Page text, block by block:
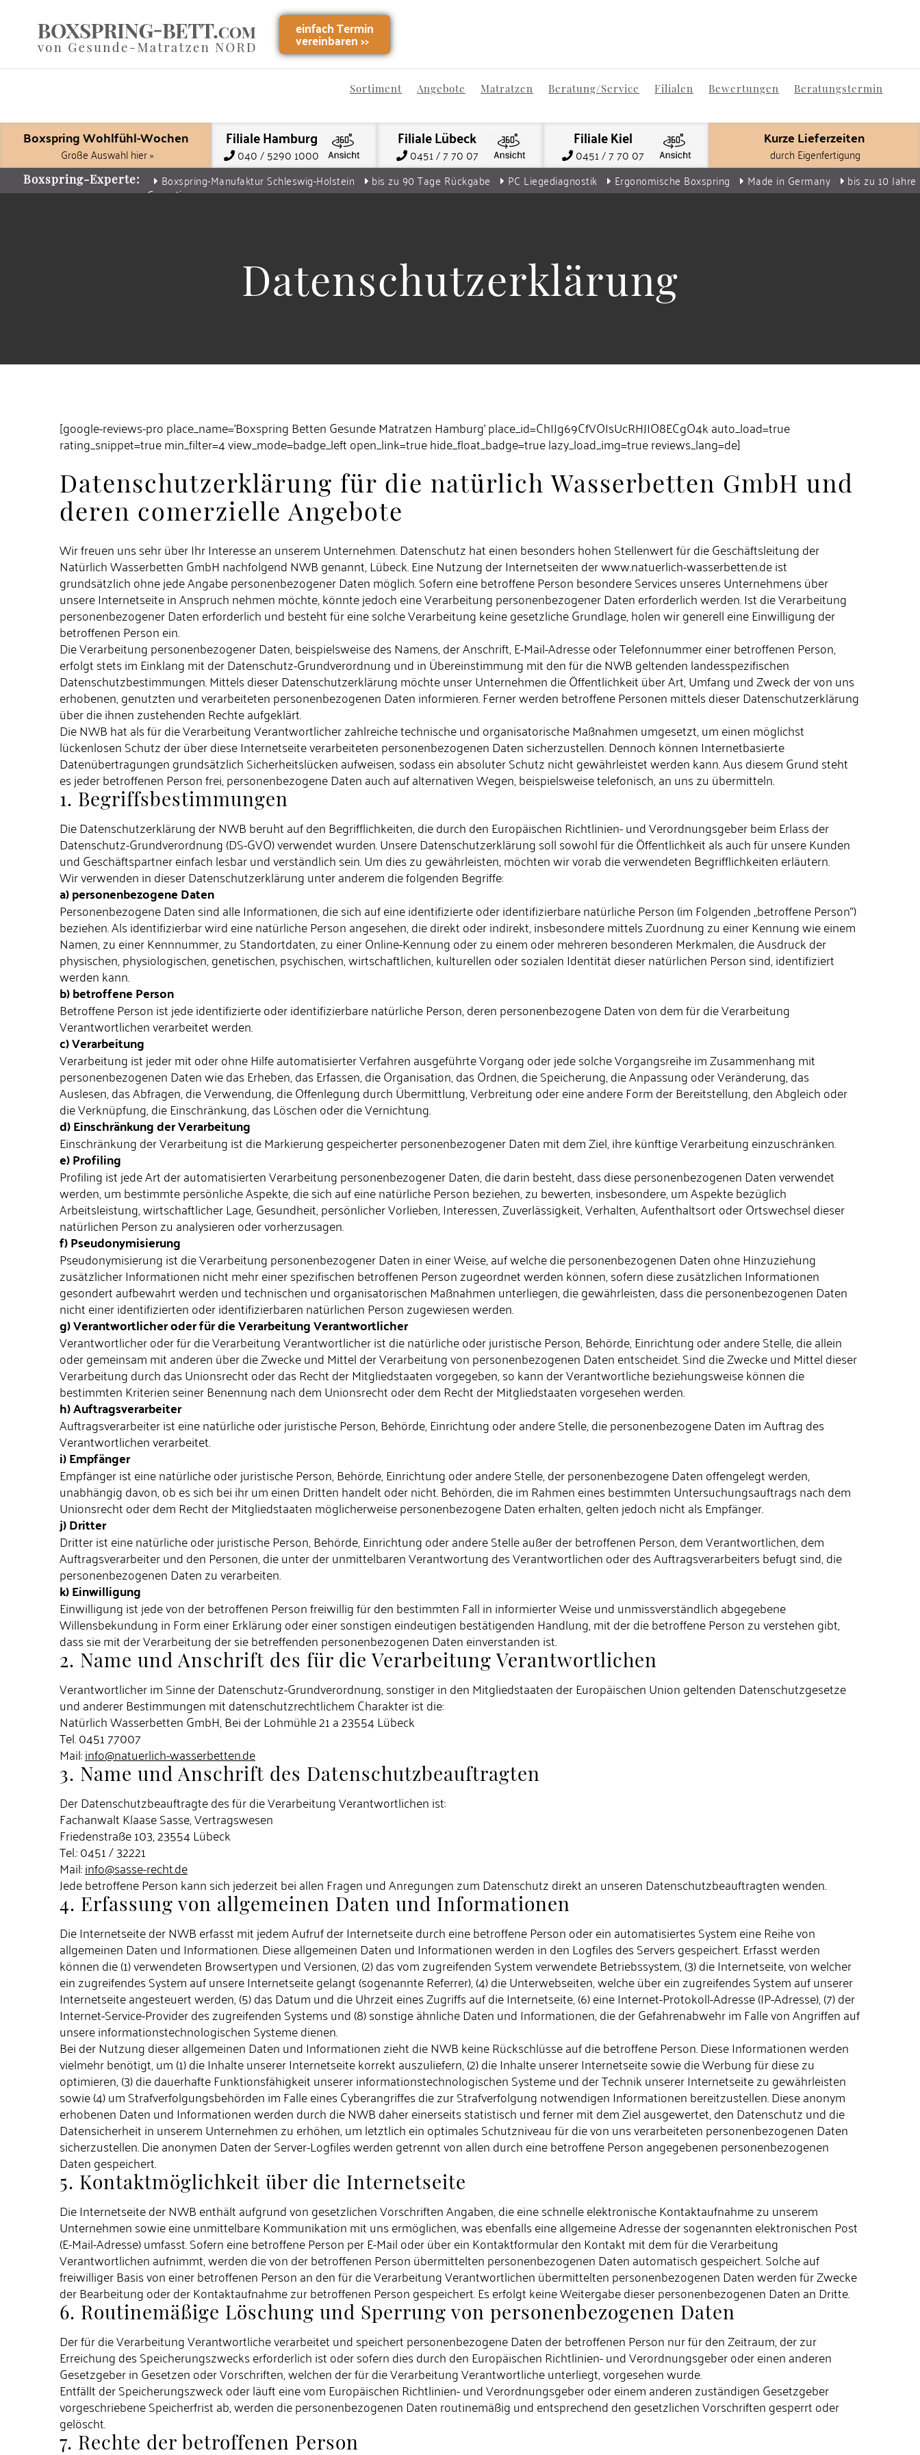
einfach Termin
vereinbaren>>
Sortiment Angebote Matratzen Beratung/Service Filialen Bewertungen Beratungstermin
Boxspring Wohlfühl-Wochen
Große Auswahl hier »
Filiale Hamburg
040 / 5290 1000
Filiale Lübeck
0451 / 7 70 07
Filiale Kiel
0451 / 7 70 07
Kurze Lieferzeiten
durch Eigenfertigung
Boxspring-Experte: Boxspring-Manufaktur Schleswig-Holstein bis zu 90 Tage Rückgabe PC Liegediagnostik Ergonomische Boxspring Made in Germany bis zu 10 Jahre
Garantie
Datenschutzerklärung
[google-reviews-pro place_name='Boxspring Betten Gesunde Matratzen Hamburg' place_id=ChIJg69CfVOIsUcRHJIO8ECgO4k auto_load=true
rating_snippet=true min_filter=4 view_mode=badge_left open_link=true hide_float_badge=true lazy_load_img=true reviews_lang=de]
Datenschutzerklärung für die natürlich Wasserbetten GmbH und
deren comerzielle Angebote
Wir freuen uns sehr über Ihr Interesse an unserem Unternehmen. Datenschutz hat einen besonders hohen Stellenwert für die Geschäftsleitung der
Natürlich Wasserbetten GmbH nachfolgend NWB genannt, Lübeck. Eine Nutzung der Internetseiten der www.natuerlich-wasserbetten.de ist
grundsätzlich ohne jede Angabe personenbezogener Daten möglich. Sofern eine betroffene Person besondere Services unseres Unternehmens über
unsere Internetseite in Anspruch nehmen möchte, könnte jedoch eine Verarbeitung personenbezogener Daten erforderlich werden. Ist die Verarbeitung
personenbezogener Daten erforderlich und besteht für eine solche Verarbeitung keine gesetzliche Grundlage, holen wir generell eine Einwilligung der
betroffenen Person ein.
Die Verarbeitung personenbezogener Daten, beispielsweise des Namens, der Anschrift, E-Mail-Adresse oder Telefonnummer einer betroffenen Person,
erfolgt stets im Einklang mit der Datenschutz-Grundverordnung und in Übereinstimmung mit den für die NWB geltenden landesspezifischen
Datenschutzbestimmungen. Mittels dieser Datenschutzerklärung möchte unser Unternehmen die Öffentlichkeit über Art, Umfang und Zweck der von uns
erhobenen, genutzten und verarbeiteten personenbezogenen Daten informieren. Ferner werden betroffene Personen mittels dieser Datenschutzerklärung
über die ihnen zustehenden Rechte aufgeklärt.
Die NWB hat als für die Verarbeitung Verantwortlicher zahlreiche technische und organisatorische Maßnahmen umgesetzt, um einen möglichst
lückenlosen Schutz der über diese Internetseite verarbeiteten personenbezogenen Daten sicherzustellen. Dennoch können Internetbasierte
Datenübertragungen grundsätzlich Sicherheitslücken aufweisen, sodass ein absoluter Schutz nicht gewährleistet werden kann. Aus diesem Grund steht
es jeder betroffenen Person frei, personenbezogene Daten auch auf alternativen Wegen, beispielsweise telefonisch, an uns zu übermitteln.
1. Begriffsbestimmungen
Die Datenschutzerklärung der NWB beruht auf den Begrifflichkeiten, die durch den Europäischen Richtlinien- und Verordnungsgeber beim Erlass der
Datenschutz-Grundverordnung (DS-GVO) verwendet wurden. Unsere Datenschutzerklärung soll sowohl für die Öffentlichkeit als auch für unsere Kunden
und Geschäftspartner einfach lesbar und verständlich sein. Um dies zu gewährleisten, möchten wir vorab die verwendeten Begrifflichkeiten erläutern.
Wir verwenden in dieser Datenschutzerklärung unter anderem die folgenden Begriffe:
a) personenbezogene Daten
Personenbezogene Daten sind alle Informationen, die sich auf eine identifizierte oder identifizierbare natürliche Person (im Folgenden „betroffene Person“)
beziehen. Als identifizierbar wird eine natürliche Person angesehen, die direkt oder indirekt, insbesondere mittels Zuordnung zu einer Kennung wie einem
Namen, zu einer Kennnummer, zu Standortdaten, zu einer Online-Kennung oder zu einem oder mehreren besonderen Merkmalen, die Ausdruck der
physischen, physiologischen, genetischen, psychischen, wirtschaftlichen, kulturellen oder sozialen Identität dieser natürlichen Person sind, identifiziert
werden kann.
b) betroffene Person
Betroffene Person ist jede identifizierte oder identifizierbare natürliche Person, deren personenbezogene Daten von dem für die Verarbeitung
Verantwortlichen verarbeitet werden.
c) Verarbeitung
Verarbeitung ist jeder mit oder ohne Hilfe automatisierter Verfahren ausgeführte Vorgang oder jede solche Vorgangsreihe im Zusammenhang mit
personenbezogenen Daten wie das Erheben, das Erfassen, die Organisation, das Ordnen, die Speicherung, die Anpassung oder Veränderung, das
Auslesen, das Abfragen, die Verwendung, die Offenlegung durch Übermittlung, Verbreitung oder eine andere Form der Bereitstellung, den Abgleich oder
die Verknüpfung, die Einschränkung, das Löschen oder die Vernichtung.
d) Einschränkung der Verarbeitung
Einschränkung der Verarbeitung ist die Markierung gespeicherter personenbezogener Daten mit dem Ziel, ihre künftige Verarbeitung einzuschränken.
e) Profiling
Profiling ist jede Art der automatisierten Verarbeitung personenbezogener Daten, die darin besteht, dass diese personenbezogenen Daten verwendet
werden, um bestimmte persönliche Aspekte, die sich auf eine natürliche Person beziehen, zu bewerten, insbesondere, um Aspekte bezüglich
Arbeitsleistung, wirtschaftlicher Lage, Gesundheit, persönlicher Vorlieben, Interessen, Zuverlässigkeit, Verhalten, Aufenthaltsort oder Ortswechsel dieser
natürlichen Person zu analysieren oder vorherzusagen.
f) Pseudonymisierung
Pseudonymisierung ist die Verarbeitung personenbezogener Daten in einer Weise, auf welche die personenbezogenen Daten ohne Hinzuziehung
zusätzlicher Informationen nicht mehr einer spezifischen betroffenen Person zugeordnet werden können, sofern diese zusätzlichen Informationen
gesondert aufbewahrt werden und technischen und organisatorischen Maßnahmen unterliegen, die gewährleisten, dass die personenbezogenen Daten
nicht einer identifizierten oder identifizierbaren natürlichen Person zugewiesen werden.
g) Verantwortlicher oder für die Verarbeitung Verantwortlicher
Verantwortlicher oder für die Verarbeitung Verantwortlicher ist die natürliche oder juristische Person, Behörde, Einrichtung oder andere Stelle, die allein
oder gemeinsam mit anderen über die Zwecke und Mittel der Verarbeitung von personenbezogenen Daten entscheidet. Sind die Zwecke und Mittel dieser
Verarbeitung durch das Unionsrecht oder das Recht der Mitgliedstaaten vorgegeben, so kann der Verantwortliche beziehungsweise können die
bestimmten Kriterien seiner Benennung nach dem Unionsrecht oder dem Recht der Mitgliedstaaten vorgesehen werden.
h) Auftragsverarbeiter
Auftragsverarbeiter ist eine natürliche oder juristische Person, Behörde, Einrichtung oder andere Stelle, die personenbezogene Daten im Auftrag des
Verantwortlichen verarbeitet.
i) Empfänger
Empfänger ist eine natürliche oder juristische Person, Behörde, Einrichtung oder andere Stelle, der personenbezogene Daten offengelegt werden,
unabhängig davon, ob es sich bei ihr um einen Dritten handelt oder nicht. Behörden, die im Rahmen eines bestimmten Untersuchungsauftrags nach dem
Unionsrecht oder dem Recht der Mitgliedstaaten möglicherweise personenbezogene Daten erhalten, gelten jedoch nicht als Empfänger.
j) Dritter
Dritter ist eine natürliche oder juristische Person, Behörde, Einrichtung oder andere Stelle außer der betroffenen Person, dem Verantwortlichen, dem
Auftragsverarbeiter und den Personen, die unter der unmittelbaren Verantwortung des Verantwortlichen oder des Auftragsverarbeiters befugt sind, die
personenbezogenen Daten zu verarbeiten.
k) Einwilligung
Einwilligung ist jede von der betroffenen Person freiwillig für den bestimmten Fall in informierter Weise und unmissverständlich abgegebene
Willensbekundung in Form einer Erklärung oder einer sonstigen eindeutigen bestätigenden Handlung, mit der die betroffene Person zu verstehen gibt,
dass sie mit der Verarbeitung der sie betreffenden personenbezogenen Daten einverstanden ist.
2. Name und Anschrift des für die Verarbeitung Verantwortlichen
Verantwortlicher im Sinne der Datenschutz-Grundverordnung, sonstiger in den Mitgliedstaaten der Europäischen Union geltenden Datenschutzgesetze
und anderer Bestimmungen mit datenschutzrechtlichem Charakter ist die:
Natürlich Wasserbetten GmbH, Bei der Lohmühle 21 a 23554 Lübeck
Tel. 0451 77007
Mail:info@natuerlich-wasserbetten.de
3. Name und Anschrift des Datenschutzbeauftragten
Der Datenschutzbeauftragte des für die Verarbeitung Verantwortlichen ist:
Fachanwalt Klaase Sasse, Vertragswesen
Friedenstraße 103, 23554 Lübeck
Tel.: 0451 / 32221
Mail:info@sasse-recht.de
Jede betroffene Person kann sich jederzeit bei allen Fragen und Anregungen zum Datenschutz direkt an unseren Datenschutzbeauftragten wenden.
4. Erfassung von allgemeinen Daten und Informationen
Die Internetseite der NWB erfasst mit jedem Aufruf der Internetseite durch eine betroffene Person oder ein automatisiertes System eine Reihe von
allgemeinen Daten und Informationen. Diese allgemeinen Daten und Informationen werden in den Logfiles des Servers gespeichert. Erfasst werden
können die (1) verwendeten Browsertypen und Versionen, (2) das vom zugreifenden System verwendete Betriebssystem, (3) die Internetseite, von welcher
ein zugreifendes System auf unsere Internetseite gelangt (sogenannte Referrer), (4) die Unterwebseiten, welche über ein zugreifendes System auf unserer
Internetseite angesteuert werden, (5) das Datum und die Uhrzeit eines Zugriffs auf die Internetseite, (6) eine Internet-Protokoll-Adresse (IP-Adresse), (7) der
Internet-Service-Provider des zugreifenden Systems und (8) sonstige ähnliche Daten und Informationen, die der Gefahrenabwehr im Falle von Angriffen auf
unsere informationstechnologischen Systeme dienen.
Bei der Nutzung dieser allgemeinen Daten und Informationen zieht die NWB keine Rückschlüsse auf die betroffene Person. Diese Informationen werden
vielmehr benötigt, um (1) die Inhalte unserer Internetseite korrekt auszuliefern, (2) die Inhalte unserer Internetseite sowie die Werbung für diese zu
optimieren, (3) die dauerhafte Funktionsfähigkeit unserer informationstechnologischen Systeme und der Technik unserer Internetseite zu gewährleisten
sowie (4) um Strafverfolgungsbehörden im Falle eines Cyberangriffes die zur Strafverfolgung notwendigen Informationen bereitzustellen. Diese anonym
erhobenen Daten und Informationen werden durch die NWB daher einerseits statistisch und ferner mit dem Ziel ausgewertet, den Datenschutz und die
Datensicherheit in unserem Unternehmen zu erhöhen, um letztlich ein optimales Schutzniveau für die von uns verarbeiteten personenbezogenen Daten
sicherzustellen. Die anonymen Daten der Server-Logfiles werden getrennt von allen durch eine betroffene Person angegebenen personenbezogenen
Daten gespeichert.
5. Kontaktmöglichkeit über die Internetseite
Die Internetseite der NWB enthält aufgrund von gesetzlichen Vorschriften Angaben, die eine schnelle elektronische Kontaktaufnahme zu unserem
Unternehmen sowie eine unmittelbare Kommunikation mit uns ermöglichen, was ebenfalls eine allgemeine Adresse der sogenannten elektronischen Post
(E-Mail-Adresse) umfasst. Sofern eine betroffene Person per E-Mail oder über ein Kontaktformular den Kontakt mit dem für die Verarbeitung
Verantwortlichen aufnimmt, werden die von der betroffenen Person übermittelten personenbezogenen Daten automatisch gespeichert. Solche auf
freiwilliger Basis von einer betroffenen Person an den für die Verarbeitung Verantwortlichen übermittelten personenbezogenen Daten werden für Zwecke
der Bearbeitung oder der Kontaktaufnahme zur betroffenen Person gespeichert. Es erfolgt keine Weitergabe dieser personenbezogenen Daten an Dritte.
6. Routinemäßige Löschung und Sperrung von personenbezogenen Daten
Der für die Verarbeitung Verantwortliche verarbeitet und speichert personenbezogene Daten der betroffenen Person nur für den Zeitraum, der zur
Erreichung des Speicherungszwecks erforderlich ist oder sofern dies durch den Europäischen Richtlinien- und Verordnungsgeber oder einen anderen
Gesetzgeber in Gesetzen oder Vorschriften, welchen der für die Verarbeitung Verantwortliche unterliegt, vorgesehen wurde.
Entfällt der Speicherungszweck oder läuft eine vom Europäischen Richtlinien- und Verordnungsgeber oder einem anderen zuständigen Gesetzgeber
vorgeschriebene Speicherfrist ab, werden die personenbezogenen Daten routinemäßig und entsprechend den gesetzlichen Vorschriften gesperrt oder
gelöscht.
7. Rechte der betroffenen Person